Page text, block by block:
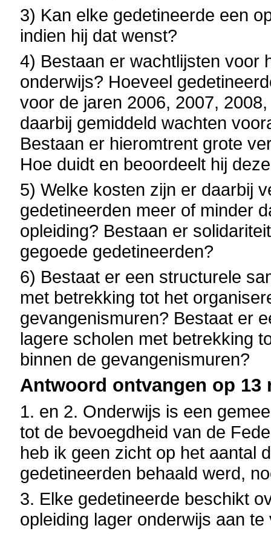
3) Kan elke gedetineerde een
indien hij dat wenst?
4) Bestaan er wachtlijsten voor
onderwijs? Hoeveel
voor de jaren 2006, 2007,
daarbij gemiddeld wachten
Bestaan er hieromtrent grote
Hoe duidt en beoordeelt hij
5) Welke kosten zijn er daarbij
gedetineerden meer of minder
opleiding? Bestaan er
gegoede gedetineerden?
6) Bestaat er een structurele
met betrekking tot het
gevangenismuren? Bestaat er
lagere scholen met betrekking
binnen de gevangenismuren?
Antwoord ontvangen op 13
1. en 2. Onderwijs is een
tot de bevoegdheid van de
heb ik geen zicht op het aantal
gedetineerden behaald werd,
3. Elke gedetineerde beschikt
opleiding lager onderwijs aan te